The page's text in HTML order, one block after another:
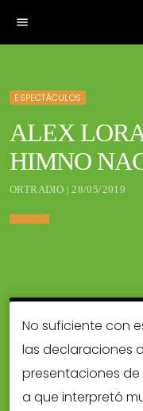
menu
ESPECTÁCULOS
ALEX
HIMNO
ORTRADIO | 28/05/2019
No suficiente con
las declaraciones
presentaciones de
a que interpretó